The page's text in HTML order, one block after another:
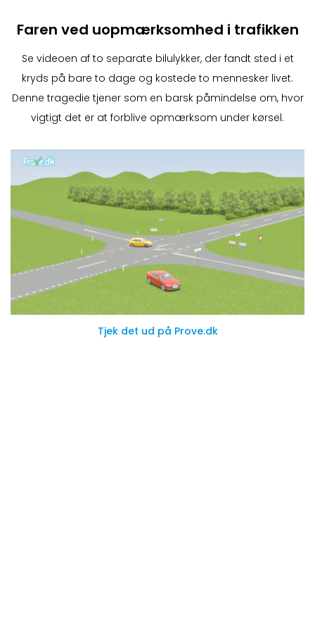
Faren ved uopmærksomhed i trafikken
Se videoen af to separate bilulykker, der fandt sted i et
kryds på bare to dage og kostede to mennesker livet.
Denne tragedie tjener som en barsk påmindelse om, hvor
vigtigt det er at forblive opmærksom under kørsel.
Tjek det ud på Prove.dk